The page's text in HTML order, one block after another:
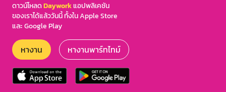
ดาวน์โหลดDayworkแอปพลิเคชัน
ของเราได้แล้ววันนี้ ทั้งใน Apple Store
และ Google Play
หางาน หางานพาร์ทไทม์